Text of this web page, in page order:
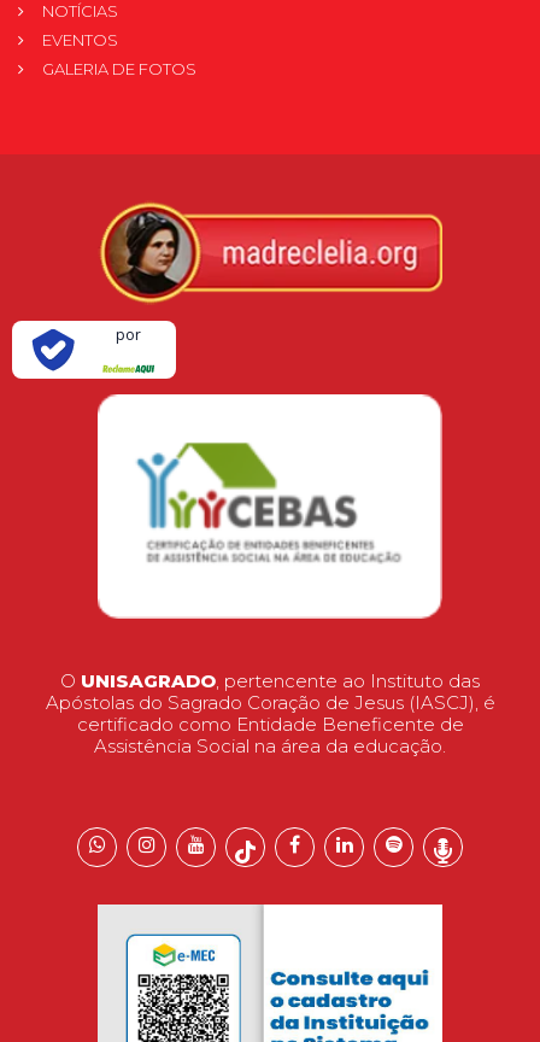
NOTÍCIAS
EVENTOS
GALERIA DE FOTOS
por
O UNISAGRADO, pertencente ao Instituto das
Apóstolas do Sagrado Coração de Jesus (IASCJ), é
certificado como Entidade Beneficente de
Assistência Social na área da educação.